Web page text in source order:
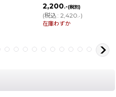
2,200.-(税別)
(税込: 2,420 .-)
在庫わずか